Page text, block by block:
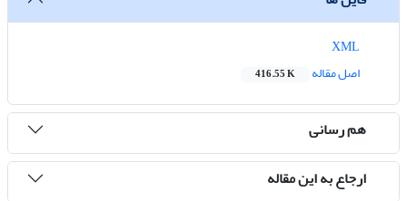
اصل مقاله
416.55 K
هم رسانی
ارجاع به این مقاله